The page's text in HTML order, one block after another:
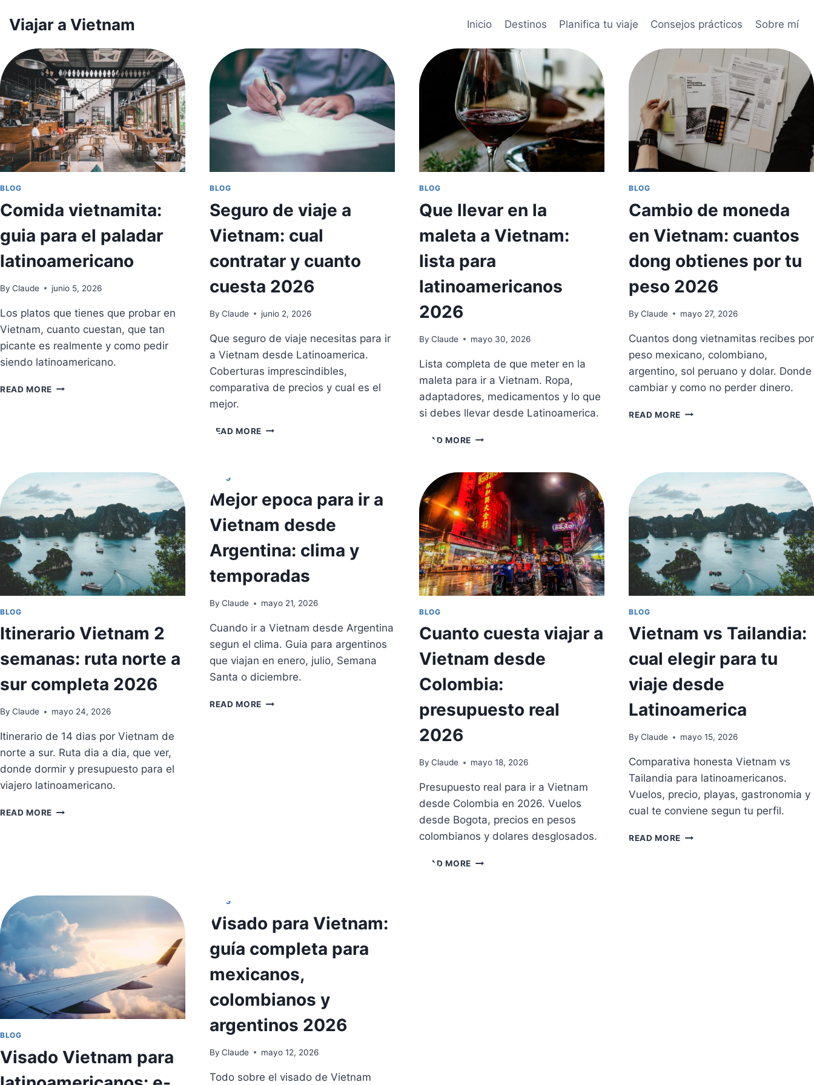
Viajar a Vietnam Inicio Destinos Planifica tu viaje Consejos prácticos Sobre mí
BLOG
Comida vietnamita:
guia para el paladar
latinoamericano
By Claude junio 5, 2026
Los platos que tienes que probar en
Vietnam, cuanto cuestan, que tan
picante es realmente y como pedir
siendo latinoamericano.
READ MORE COMIDA
BLOG
Seguro de viaje a
Vietnam: cual
contratar y cuanto
cuesta 2026
By Claude junio 2, 2026
Que seguro de viaje necesitas para ir
a Vietnam desde Latinoamerica.
Coberturas imprescindibles,
comparativa de precios y cual es el
mejor.
READ MORE SEGURO
CONTRATAR
CUANTO
CUESTA
2026
BLOG
Que llevar en la
maleta a Vietnam:
lista para
latinoamericanos
2026
By Claude mayo 30, 2026
Lista completa de que meter en la
maleta para ir a Vietnam. Ropa,
adaptadores, medicamentos y lo que
si debes llevar desde Latinoamerica.
READ MORE QUE
LA
MALETA
A
VIETNAM:
LISTA
PARA
LATINOAMERICANOS
2026
BLOG
Cambio de moneda
en Vietnam: cuantos
dong obtienes por tu
peso 2026
By Claude mayo 27, 2026
Cuantos dong vietnamitas recibes por
peso mexicano, colombiano,
argentino, sol peruano y dolar. Donde
cambiar y como no perder dinero.
READ MORE CAMBIO
CUANTOS
DONG
OBTIENES
POR
PESO
2026
BLOG
Itinerario Vietnam 2
semanas: ruta norte a
sur completa 2026
By Claude mayo 24, 2026
Itinerario de 14 dias por Vietnam de
norte a sur. Ruta dia a dia, que ver,
donde dormir y presupuesto para el
viajero latinoamericano.
READ MORE ITINERARIO
SUR
COMPLETA
2026
BLOG
Mejor epoca para ir a
Vietnam desde
Argentina: clima y
temporadas
By Claude mayo 21, 2026
Cuando ir a Vietnam desde Argentina
segun el clima. Guia para argentinos
que viajan en enero, julio, Semana
Santa o diciembre.
READ MORE MEJOR
BLOG
Cuanto cuesta viajar a
Vietnam desde
Colombia:
presupuesto real
2026
By Claude mayo 18, 2026
Presupuesto real para ir a Vietnam
desde Colombia en 2026. Vuelos
desde Bogota, precios en pesos
colombianos y dolares desglosados.
READ MORE CUANTO
BLOG
Vietnam vs Tailandia:
cual elegir para tu
viaje desde
Latinoamerica
By Claude mayo 15, 2026
Comparativa honesta Vietnam vs
Tailandia para latinoamericanos.
Vuelos, precio, playas, gastronomia y
cual te conviene segun tu perfil.
READ MORE VIETNAM
BLOG
Visado Vietnam para
BLOG
Visado para Vietnam:
guía completa para
mexicanos,
colombianos y
argentinos 2026
By Claude mayo 12, 2026
Todo sobre el visado de Vietnam